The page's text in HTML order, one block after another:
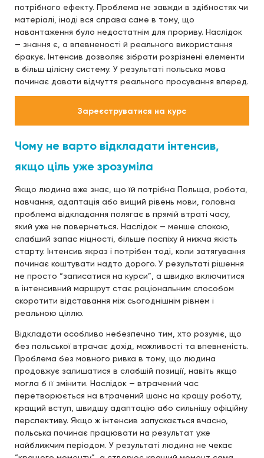
потрібного ефекту. Проблема не завжди в здібностях чи
матеріалі, іноді вся справа саме в тому, що
навантаження було недостатнім для прориву. Наслідок
— знання є, а впевненості й реального використання
бракує. Інтенсив дозволяє зібрати розрізнені елементи
в більш цілісну систему. У результаті польська мова
починає давати відчуття реального просування вперед.
Зареєструватися на курс
Чому не варто відкладати інтенсив,
якщо ціль уже зрозуміла
Якщо людина вже знає, що їй потрібна Польща, робота,
навчання, адаптація або вищий рівень мови, головна
проблема відкладання полягає в прямій втраті часу,
який уже не повернеться. Наслідок — менше спокою,
слабший запас міцності, більше поспіху й нижча якість
старту. Інтенсив якраз і потрібен тоді, коли затягування
починає коштувати надто дорого. У результаті рішення
не просто “записатися на курси”, а швидко включитися
в інтенсивний маршрут стає раціональним способом
скоротити відставання між сьогоднішнім рівнем і
реальною ціллю.
Відкладати особливо небезпечно тим, хто розуміє, що
без польської втрачає дохід, можливості та впевненість.
Проблема без мовного ривка в тому, що людина
продовжує залишатися в слабшій позиції, навіть якщо
могла б її змінити. Наслідок — втрачений час
перетворюється на втрачений шанс на кращу роботу,
кращий вступ, швидшу адаптацію або сильнішу офіційну
перспективу. Якщо ж інтенсив запускається вчасно,
польська починає працювати на результат уже
найближчим періодом. У результаті людина не чекає